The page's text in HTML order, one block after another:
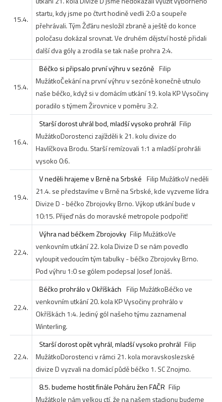
15.4.
startu, kdy jsme po čtvrt hodině vedli 2:0 a soupeře
přehrávali. Tým Žďáru nesložil zbraně a ještě do konce
poločasu dokázal srovnat. Ve druhém dějství hosté přidali
další dva góly a zrodila se tak naše prohra 2:4.
15.4.
Béčko si připsalo první výhru v sezóně Filip
MužátkoČekání na první výhru v sezóně konečně utnulo
naše béčko, když si v domácím utkání 19. kola KP Vysočiny
poradilo s týmem Žirovnice v poměru 3:2.
16.4.
Starší dorost uhrál bod, mladší vysoko prohrál Filip
MužátkoDorostenci zajížděli k 21. kolu divize do
Havlíčkova Brodu. Starší remízovali 1:1 a mladší prohráli
vysoko 0:6.
19.4.
V neděli hrajeme v Brně na Srbské Filip MužátkoV neděli
21.4. se představíme v Brně na Srbské, kde vyzveme lídra
Divize D - béčko Zbrojovky Brno. Výkop utkání bude v
10:15. Přijeď nás do moravské metropole podpořit!
22.4.
Výhra nad béčkem Zbrojovky Filip MužátkoVe
venkovním utkání 22. kola Divize D se nám povedlo
vyloupit vedoucím tým tabulky - béčko Zbrojovky Brno.
Pod výhru 1:0 se gólem podepsal Josef Jonáš.
22.4.
Béčko prohrálo v Okříškách Filip MužátkoBéčko ve
venkovním utkání 20. kola KP Vysočiny prohrálo v
Okříškách 1:4. Jediný gól našeho týmu zaznamenal
Winterling.
22.4.
Starší dorost opět vyhrál, mladší vysoko prohrál Filip
MužátkoDorostenci v rámci 21. kola moravskoslezské
divize D vyzvali na domácí půdě béčko 1. SC Znojmo.
8.5. budeme hostit finále Poháru žen FAČR Filip
MužátkoJe nám velkou ctí, že na našem stadionu budeme